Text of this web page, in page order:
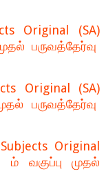
Original (SA)
பருவத்தேர்வு
Original (SA)
பருவத்தேர்வு
Original
ம் வகுப்பு முதல்